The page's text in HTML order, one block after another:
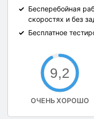
Бесперебойная
скоростях и без
Бесплатное
9,2
ОЧЕНЬ ХОРОШО